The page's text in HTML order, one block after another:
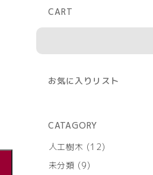
CART
お気に入りリスト
CATAGORY
人工樹木
1212
未分類 99